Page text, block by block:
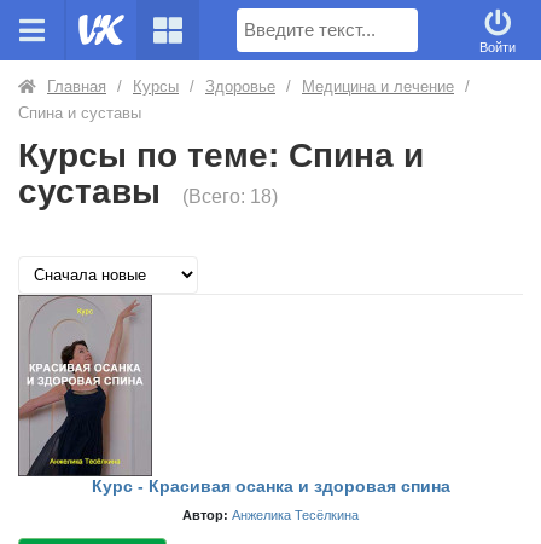
Поиск
Войти
Главная / Курсы / Здоровье / Медицина и лечение /
Спина и суставы
Курсы по теме: Спина и
суставы
(Всего: 18)
Курс - Красивая осанка и здоровая спина
Автор: Анжелика Тесёлкина